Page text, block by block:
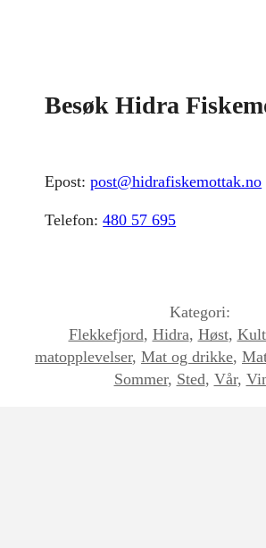
Besøk Hidra
Epost:post@hidrafiskemottak.no
Telefon:480 57 695
Kategori:
Flekkefjord, Hidra, Høst,
matopplevelser, Mat og drikke,
Sommer, Sted, Vår,